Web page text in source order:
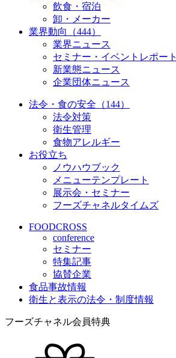
飲食・宿泊
卸・メーカー
業界動向（444）
業界ニュース
セミナー・イベントレポート
新業態ニュース
企業団体ニュース
法令・食の安全（144）
法令対策
衛生管理
食物アレルギー
お役立ち
ノウハウブック
メニューテンプレート
展示会・セミナー
フーズチャネルタイムズ
FOODCROSS
conference
セミナー
特集記事
協賛企業
食品事故情報
衛生と表示の法令・制度情報
フーズチャネル会員特典